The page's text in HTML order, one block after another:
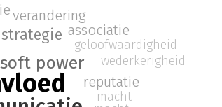
soft power
strategie
reputatie
macht
verandering
associatie
geloofwaardigheid
wederkerigheid